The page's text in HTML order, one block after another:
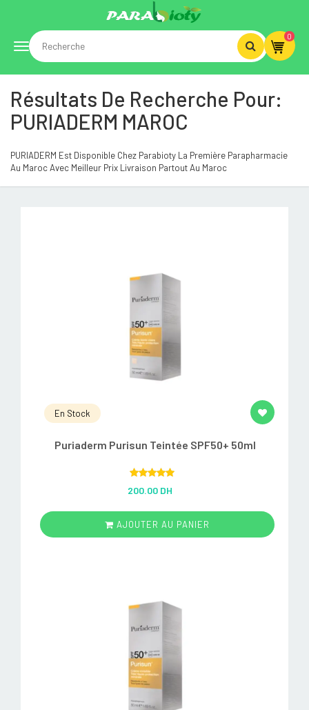
Toggle
navigation
0
Résultats De Recherche Pour:
PURIADERM MAROC
PURIADERM Est Disponible Chez Parabioty La Première Parapharmacie
Au Maroc Avec Meilleur Prix Livraison Partout Au Maroc
En Stock
Puriaderm Purisun Teintée SPF50+ 50ml
out of 5
200.00 DH
AJOUTER AU PANIER